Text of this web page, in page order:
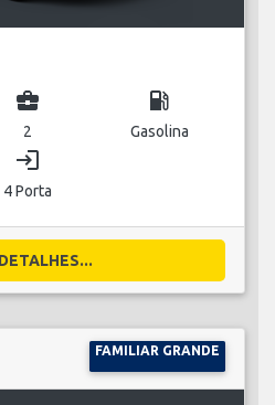
business_center
2
local_gas_station
Gasolina
login
4 Porta
FAMILIAR GRANDE